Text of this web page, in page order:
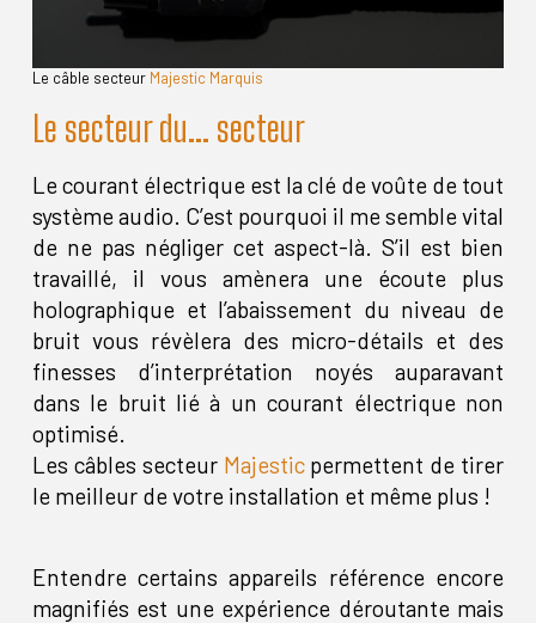
Le câble secteur Majestic Marquis
Le secteur du... secteur
Le courant électrique est la clé de voûte de tout
système audio. C’est pourquoi il me semble vital
de ne pas négliger cet aspect-là. S’il est bien
travaillé, il vous amènera une écoute plus
holographique et l’abaissement du niveau de
bruit vous révèlera des micro-détails et des
finesses d’interprétation noyés auparavant
dans le bruit lié à un courant électrique non
optimisé.
Les câbles secteur Majesticpermettent de tirer
le meilleur de votre installation et même plus !
Entendre certains appareils référence encore
magnifiés est une expérience déroutante mais